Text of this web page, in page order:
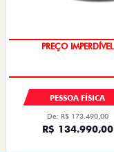
OPORTUNIDADE
PESSOA FÍSICA
De: R$ 173.490,00
R$ 134.990,00